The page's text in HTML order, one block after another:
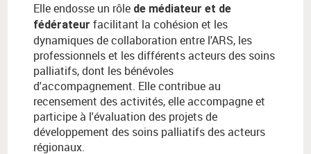
Elle endosse un rôle de médiateur et de
fédérateur facilitant la cohésion et les
dynamiques de collaboration entre l'ARS, les
professionnels et les différents acteurs des soins
palliatifs, dont les bénévoles
d'accompagnement. Elle contribue au
recensement des activités, elle accompagne et
participe à l'évaluation des projets de
développement des soins palliatifs des acteurs
régionaux.